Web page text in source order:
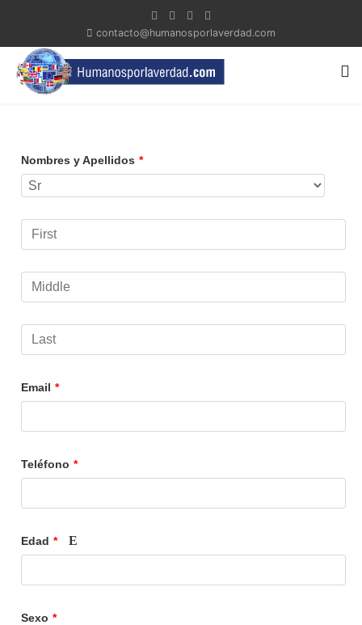
contacto@humanosporlaverdad.com
Nombres y Apellidos *
Email *
Teléfono *
Edad *
Sexo *